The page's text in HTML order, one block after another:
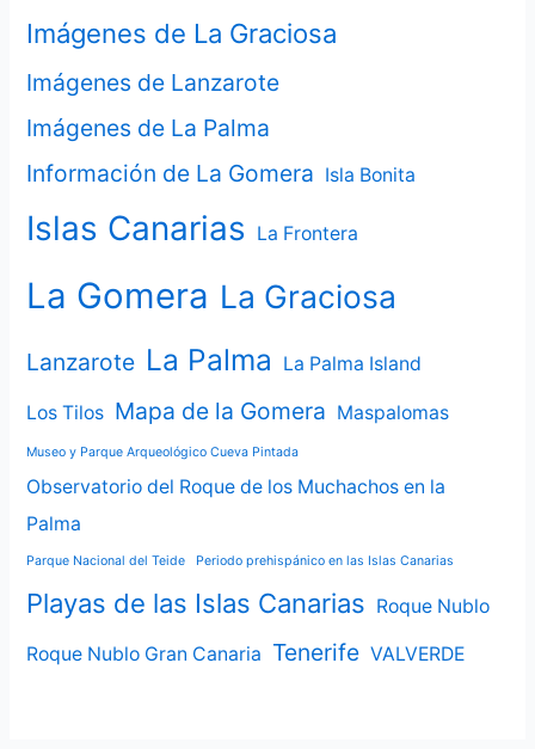
Imágenes de La Graciosa
Imágenes de Lanzarote
Imágenes de La Palma
Información de La Gomera Isla Bonita
Islas Canarias La Frontera
La Gomera La Graciosa
Lanzarote La Palma La Palma Island
Los Tilos Mapa de la Gomera Maspalomas
Museo y Parque Arqueológico Cueva Pintada
Observatorio del Roque de los Muchachos en la
Palma
Parque Nacional del Teide Periodo prehispánico en las Islas Canarias
Playas de las Islas Canarias Roque Nublo
Roque Nublo Gran Canaria Tenerife VALVERDE